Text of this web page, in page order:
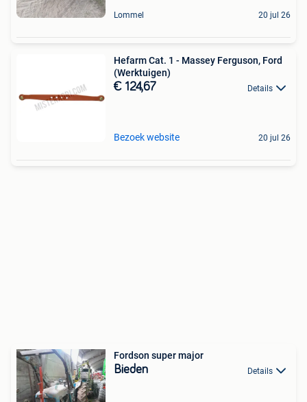
Lommel 20 jul 26
Hefarm Cat. 1 - Massey Ferguson, Ford
(Werktuigen)
€ 124,67 Details
Bezoek website 20 jul 26
Fordson super major
Bieden Details